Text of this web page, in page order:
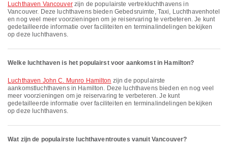
Luchthaven Vancouverzijn de populairste vertrekluchthavens in
Vancouver. Deze luchthavens bieden Gebedsruimte, Taxi, Luchthavenhotel
en nog veel meer voorzieningen om je reiservaring te verbeteren. Je kunt
gedetailleerde informatie over faciliteiten en terminalindelingen bekijken
op deze luchthavens.
Welke luchthaven is het populairst voor aankomst in Hamilton?
Luchthaven John C. Munro Hamilton zijn de populairste
aankomstluchthavens in Hamilton. Deze luchthavens bieden en nog veel
meer voorzieningen om je reiservaring te verbeteren. Je kunt
gedetailleerde informatie over faciliteiten en terminalindelingen bekijken
op deze luchthavens.
Wat zijn de populairste luchthaventroutes vanuit Vancouver?